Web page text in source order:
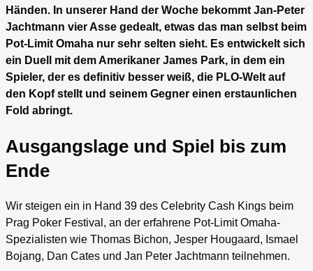
Händen. In unserer Hand der Woche bekommt Jan-Peter
Jachtmann vier Asse gedealt, etwas das man selbst beim
Pot-Limit Omaha nur sehr selten sieht. Es entwickelt sich
ein Duell mit dem Amerikaner James Park, in dem ein
Spieler, der es definitiv besser weiß, die PLO-Welt auf
den Kopf stellt und seinem Gegner einen erstaunlichen
Fold abringt.
Ausgangslage und Spiel bis zum
Ende
Wir steigen ein in Hand 39 des Celebrity Cash Kings beim
Prag Poker Festival, an der erfahrene Pot-Limit Omaha-
Spezialisten wie Thomas Bichon, Jesper Hougaard, Ismael
Bojang, Dan Cates und Jan Peter Jachtmann teilnehmen.